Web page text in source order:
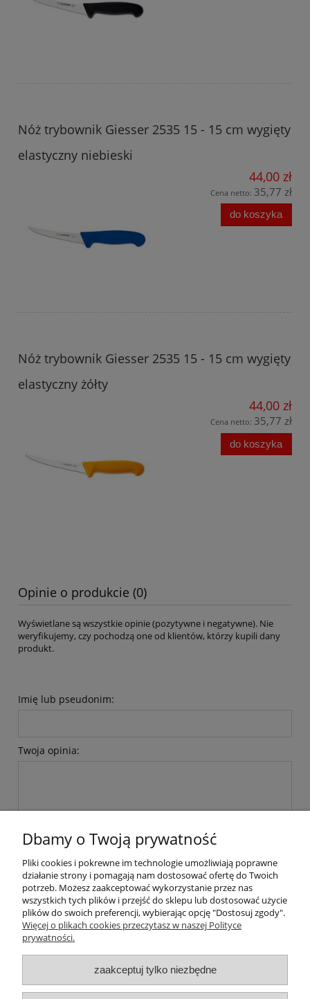
Nóż trybownik Giesser 2535 15 - 15 cm wygięty
elastyczny niebieski
44,00 zł
Cena netto: 35,77 zł
do koszyka
Nóż trybownik Giesser 2535 15 - 15 cm wygięty
elastyczny żółty
44,00 zł
Cena netto: 35,77 zł
do koszyka
Opinie o produkcie (0)
Wyświetlane są wszystkie opinie (pozytywne i negatywne). Nie
weryfikujemy, czy pochodzą one od klientów, którzy kupili dany
produkt.
Imię lub pseudonim:
Twoja opinia:
Pomoc
Dostawa
Moje konto
Dbamy o Twoją prywatność
Pliki cookies i pokrewne im technologie umożliwiają poprawne
działanie strony i pomagają nam dostosować ofertę do Twoich
potrzeb. Możesz zaakceptować wykorzystanie przez nas
wszystkich tych plików i przejść do sklepu lub dostosować użycie
plików do swoich preferencji, wybierając opcję "Dostosuj zgody".
Więcej o plikach cookies przeczytasz w naszej Polityce
prywatności.
zaakceptuj tylko niezbędne